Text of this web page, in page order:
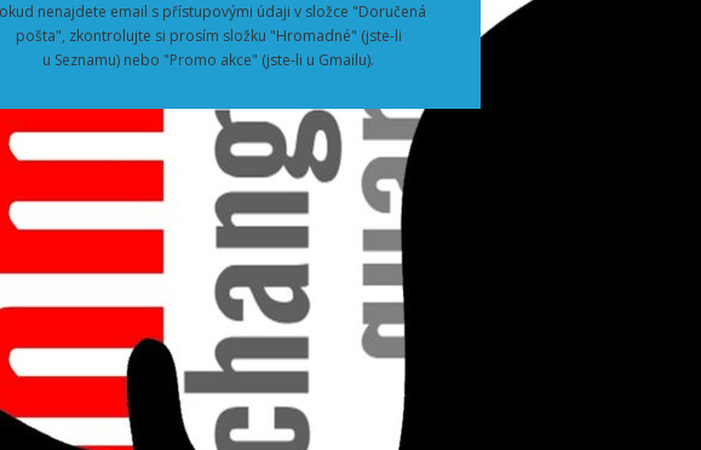
nenajdete email s přístupovými údaji v složce "Doručená
pošta", zkontrolujte si prosím složku "Hromadné" (jste-li
u Seznamu) nebo "Promo akce" (jste-li u Gmailu).